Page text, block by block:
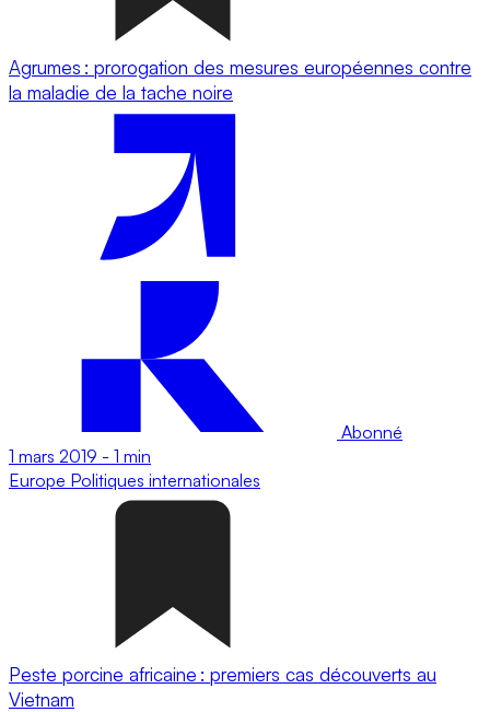
Agrumes : prorogation des mesures européennes contre
la maladie de la tache noire
Abonné
1 mars 2019 - 1 min
Europe Politiques internationales
Peste porcine africaine : premiers cas découverts au
Vietnam